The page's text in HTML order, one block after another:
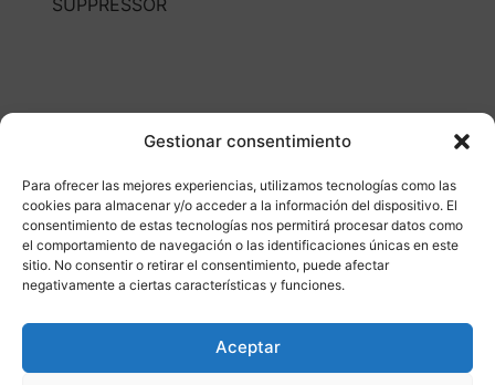
Gestionar consentimiento
Para ofrecer las mejores experiencias, utilizamos tecnologías como las
cookies para almacenar y/o acceder a la información del dispositivo. El
consentimiento de estas tecnologías nos permitirá procesar datos como
el comportamiento de navegación o las identificaciones únicas en este
sitio. No consentir o retirar el consentimiento, puede afectar
negativamente a ciertas características y funciones.
Aceptar
Otros productos
DISPONIBLE ENVÍO GRATIS 24/48H
¡Ofer
ta!